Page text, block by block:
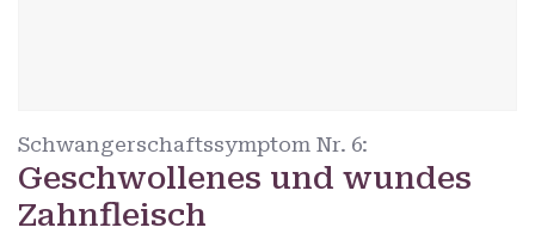
Schwangerschaftssymptom Nr. 6:
Geschwollenes und wundes
Zahnfleisch